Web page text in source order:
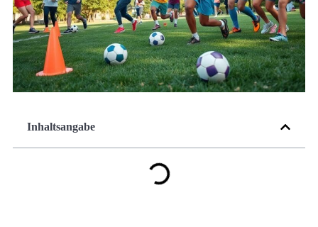
Inhaltsangabe